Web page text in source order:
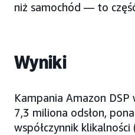
niż samochód — to
Wyniki
Kampania Amazon DSP
7,3 miliona odsłon,
współczynnik